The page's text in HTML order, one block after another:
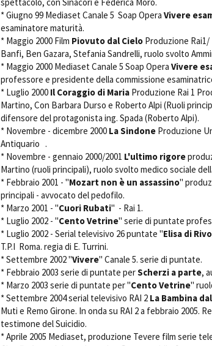
* Giugno 99 Mediaset Canale 5 Soap Opera  Vivere
esaminatore maturità.
* Maggio 2000 Film  Piovuto dal Cielo Produzione
Banfi, Ben Gazara, Stefania Sandrelli, ruolo svolto
* Maggio 2000 Mediaset Canale 5 Soap Opera  Vivere
professore e presidente della commissione
* Luglio 2000  Il Coraggio di Maria Produzione Rai 1
Martino, Con Barbara Durso e Roberto Alpi (Ruoli
difensore del protagonista ing. Spada (Roberto Alpi).
* Novembre - dicembre 2000  La Sindone Produzione
Antiquario .
* Novembre - gennaio 2000/2001  L'ultimo rigore
Martino (ruoli principali), ruolo svolto medico sociale
* Febbraio 2001 - "Mozart non è un assassino"
principali - avvocato del pedofilo.
* Marzo 2001 - "Cuori Rubati" - Rai 1.
* Luglio 2002 - "Cento Vetrine" serie di puntate
* Luglio 2002 - Serial televisivo 26 puntate "Elisa di
T.P.I Roma. regia di E. Turrini.
* Settembre 2002 "Vivere" Canale 5. serie di puntate.
* Febbraio 2003 serie di puntate perScherzi a parte,
* Marzo 2003 serie di puntate per "Cento Vetrine"
* Settembre 2004 serial televisivo RAI 2 La Bambina
Muti e Remo Girone. In onda su RAI 2 a febbraio 2005.
testimone del Suicidio.
* Aprile 2005 Mediaset, produzione Tevere film serie